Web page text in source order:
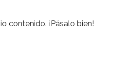
contenido. ¡Pásalo bien!